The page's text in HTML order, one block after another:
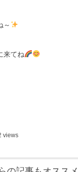
～
来てね
views